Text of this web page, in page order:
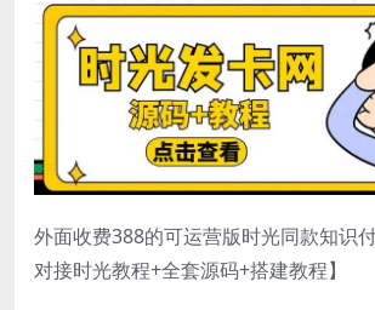
外面收费388的可运营版时光同款知识
对接时光教程+全套源码+搭建教程】